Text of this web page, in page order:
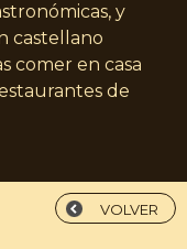
y
castellano
comer en casa
de
VOLVER